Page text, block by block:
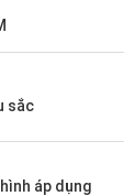
sắc
áp dụng